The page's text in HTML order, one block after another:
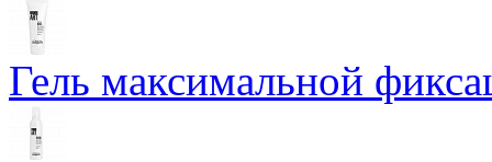
Гель максимальной